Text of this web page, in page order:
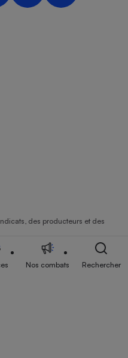
des producteurs et des
Nos combats Rechercher